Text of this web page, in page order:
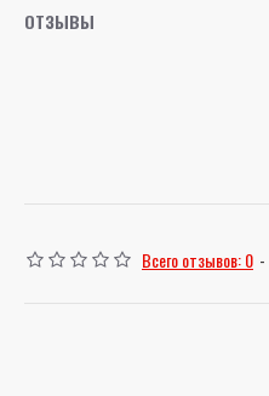
ОТЗЫВЫ
Всего отзывов: 0 -